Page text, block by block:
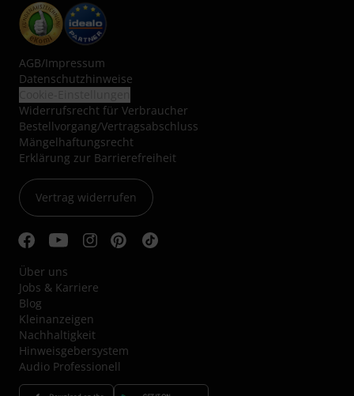
AGB/Impressum
Datenschutzhinweise
Widerrufsrecht für Verbraucher
Bestellvorgang/Vertragsabschluss
Mängelhaftungsrecht
Erklärung zur Barrierefreiheit
Vertrag widerrufen
Über uns
Jobs & Karriere
Blog
Kleinanzeigen
Nachhaltigkeit
Hinweisgebersystem
Audio Professionell